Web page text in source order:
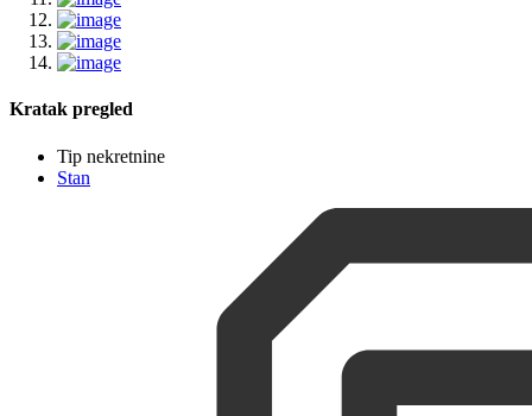
Kratak pregled
Tip nekretnine
Stan